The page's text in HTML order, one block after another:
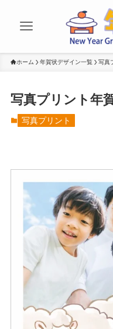
ホーム 年賀状デザイン一覧 写真
写真プリント年
写真プリント